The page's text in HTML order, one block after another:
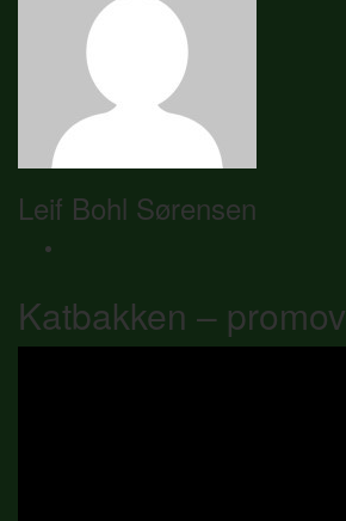
Leif Bohl Sørensen
Katbakken –